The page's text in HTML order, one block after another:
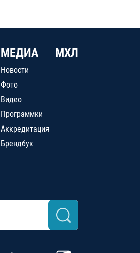
МЕДИА
Новости
Фото
Видео
Программки
Аккредитация
Брендбук
МХЛ